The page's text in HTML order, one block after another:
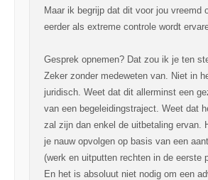
Maar ik begrijp dat dit voor jou vreemd
eerder als extreme controle wordt
Gesprek opnemen? Dat zou ik je ten
Zeker zonder medeweten van. Niet in
juridisch. Weet dat dit allerminst een
van een begeleidingstraject. Weet dat
zal zijn dan enkel de uitbetaling ervan.
je nauw opvolgen op basis van een
(werk en uitputten rechten in de eerste
En het is absoluut niet nodig om een